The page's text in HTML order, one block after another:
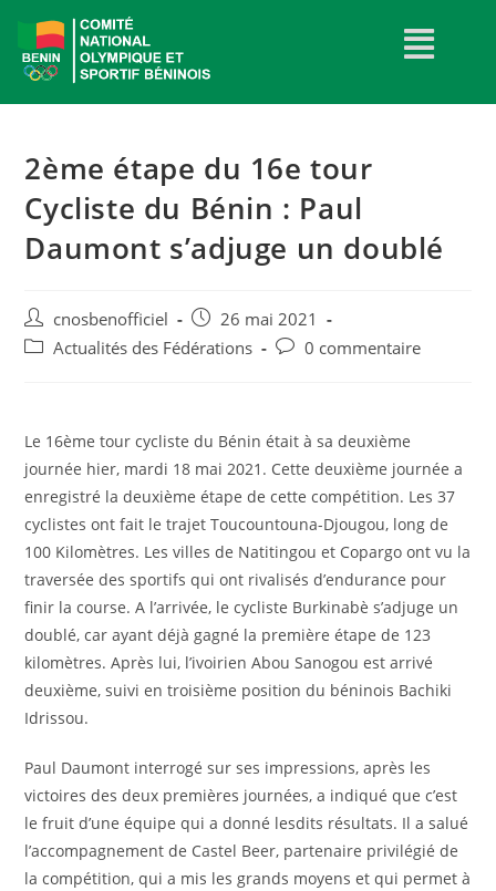
2ème étape du 16e tour
Cycliste du Bénin : Paul
Daumont s’adjuge un doublé
cnosbenofficiel
26 mai 2021
Actualités des Fédérations
0 commentaire
Le 16ème tour cycliste du Bénin était à sa deuxième
journée hier, mardi 18 mai 2021. Cette deuxième journée a
enregistré la deuxième étape de cette compétition. Les 37
cyclistes ont fait le trajet Toucountouna-Djougou, long de
100 Kilomètres. Les villes de Natitingou et Copargo ont vu la
traversée des sportifs qui ont rivalisés d’endurance pour
finir la course. A l’arrivée, le cycliste Burkinabè s’adjuge un
doublé, car ayant déjà gagné la première étape de 123
kilomètres. Après lui, l’ivoirien Abou Sanogou est arrivé
deuxième, suivi en troisième position du béninois Bachiki
Idrissou.
Paul Daumont interrogé sur ses impressions, après les
victoires des deux premières journées, a indiqué que c’est
le fruit d’une équipe qui a donné lesdits résultats. Il a salué
l’accompagnement de Castel Beer, partenaire privilégié de
la compétition, qui a mis les grands moyens et qui permet à